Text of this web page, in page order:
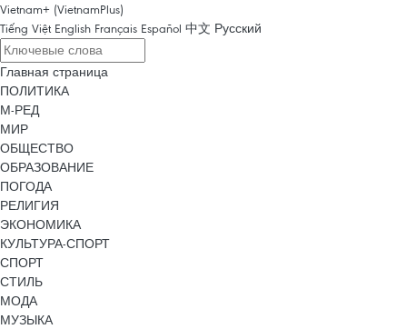
Vietnam+ (VietnamPlus)
Tiếng Việt English Français Español 中文 Русский
Главная страница
ПОЛИТИКА
М-РЕД
МИР
ОБЩЕСТВО
ОБРАЗОВАНИЕ
ПОГОДА
РЕЛИГИЯ
ЭКОНОМИКА
КУЛЬТУРА-СПОРТ
СПОРТ
СТИЛЬ
МОДА
МУЗЫКА